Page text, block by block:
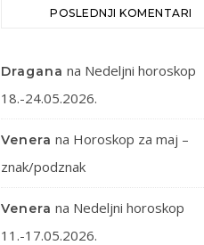
POSLEDNJI KOMENTARI
Dragana na Nedeljni horoskop
18.-24.05.2026.
Venera na Horoskop za maj –
znak/podznak
Venera na Nedeljni horoskop
11.-17.05.2026.